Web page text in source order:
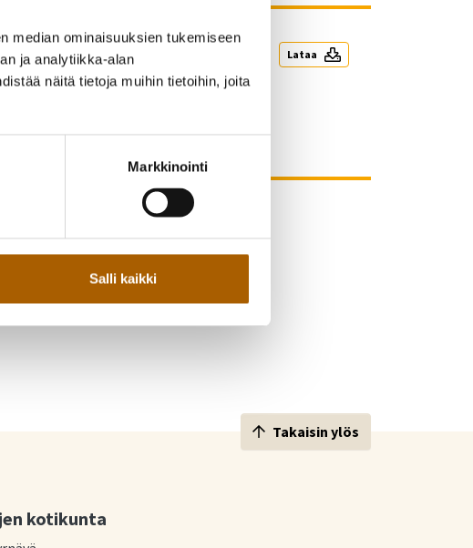
median ominaisuuksien tukemiseen
ja analytiikka-alan
näitä tietoja muihin tietoihin, joita
Markkinointi
Salli kaikki
Lataa
kotikunta
Takaisin ylös